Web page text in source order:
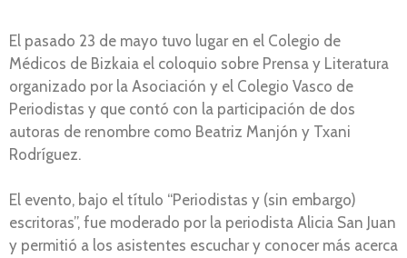
El pasado 23 de mayo tuvo lugar en el Colegio de
Médicos de Bizkaia el coloquio sobre Prensa y Literatura
organizado por la Asociación y el Colegio Vasco de
Periodistas y que contó con la participación de dos
autoras de renombre como Beatriz Manjón y Txani
Rodríguez.
El evento, bajo el título “Periodistas y (sin embargo)
escritoras”, fue moderado por la periodista Alicia San Juan
y permitió a los asistentes escuchar y conocer más acerca